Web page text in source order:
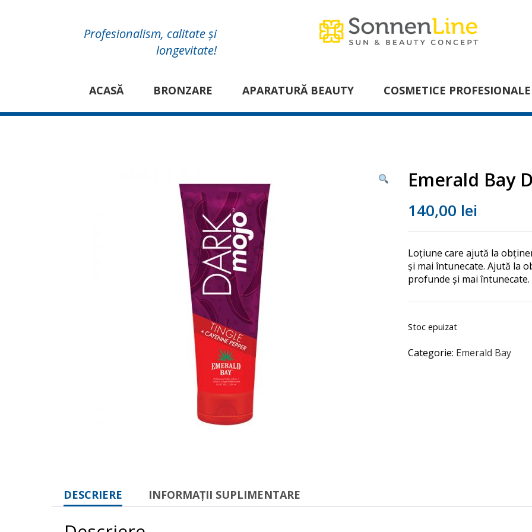
Profesionalism, calitate și
longevitate!
ACASĂ BRONZARE APARATURĂ BEAUTY COSMETICE PROFESIONALE
Emerald Bay
140,00 lei
Loțiune care ajută la
și mai întunecate. Ajută la
profunde și mai întunecate.
Stoc epuizat
Categorie: Emerald Bay
DESCRIERE INFORMAȚII SUPLIMENTARE